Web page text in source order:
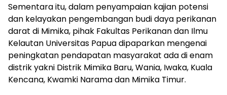
Sementara itu, dalam penyampaian kajian potensi
dan kelayakan pengembangan budi daya perikanan
darat di Mimika, pihak Fakultas Perikanan dan Ilmu
Kelautan Universitas Papua dipaparkan mengenai
peningkatan pendapatan masyarakat ada di enam
distrik yakni Distrik Mimika Baru, Wania, Iwaka, Kuala
Kencana, Kwamki Narama dan Mimika Timur.